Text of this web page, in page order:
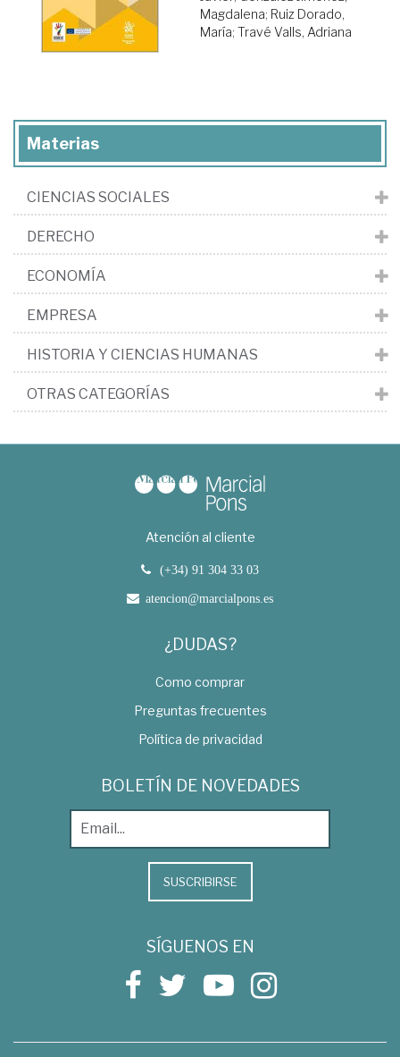
Magdalena; Ruiz Dorado,
María; Travé Valls, Adriana
Materias
CIENCIAS SOCIALES
DERECHO
ECONOMÍA
EMPRESA
HISTORIA Y CIENCIAS HUMANAS
OTRAS CATEGORÍAS
Atención al cliente
(+34) 91 304 33 03
atencion@marcialpons.es
¿DUDAS?
Como comprar
Preguntas frecuentes
Política de privacidad
BOLETÍN DE NOVEDADES
SUSCRIBIRSE
SÍGUENOS EN